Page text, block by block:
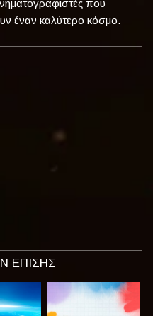
που
έναν καλύτερο κόσμο.
ΕΠΙΣΗΣ